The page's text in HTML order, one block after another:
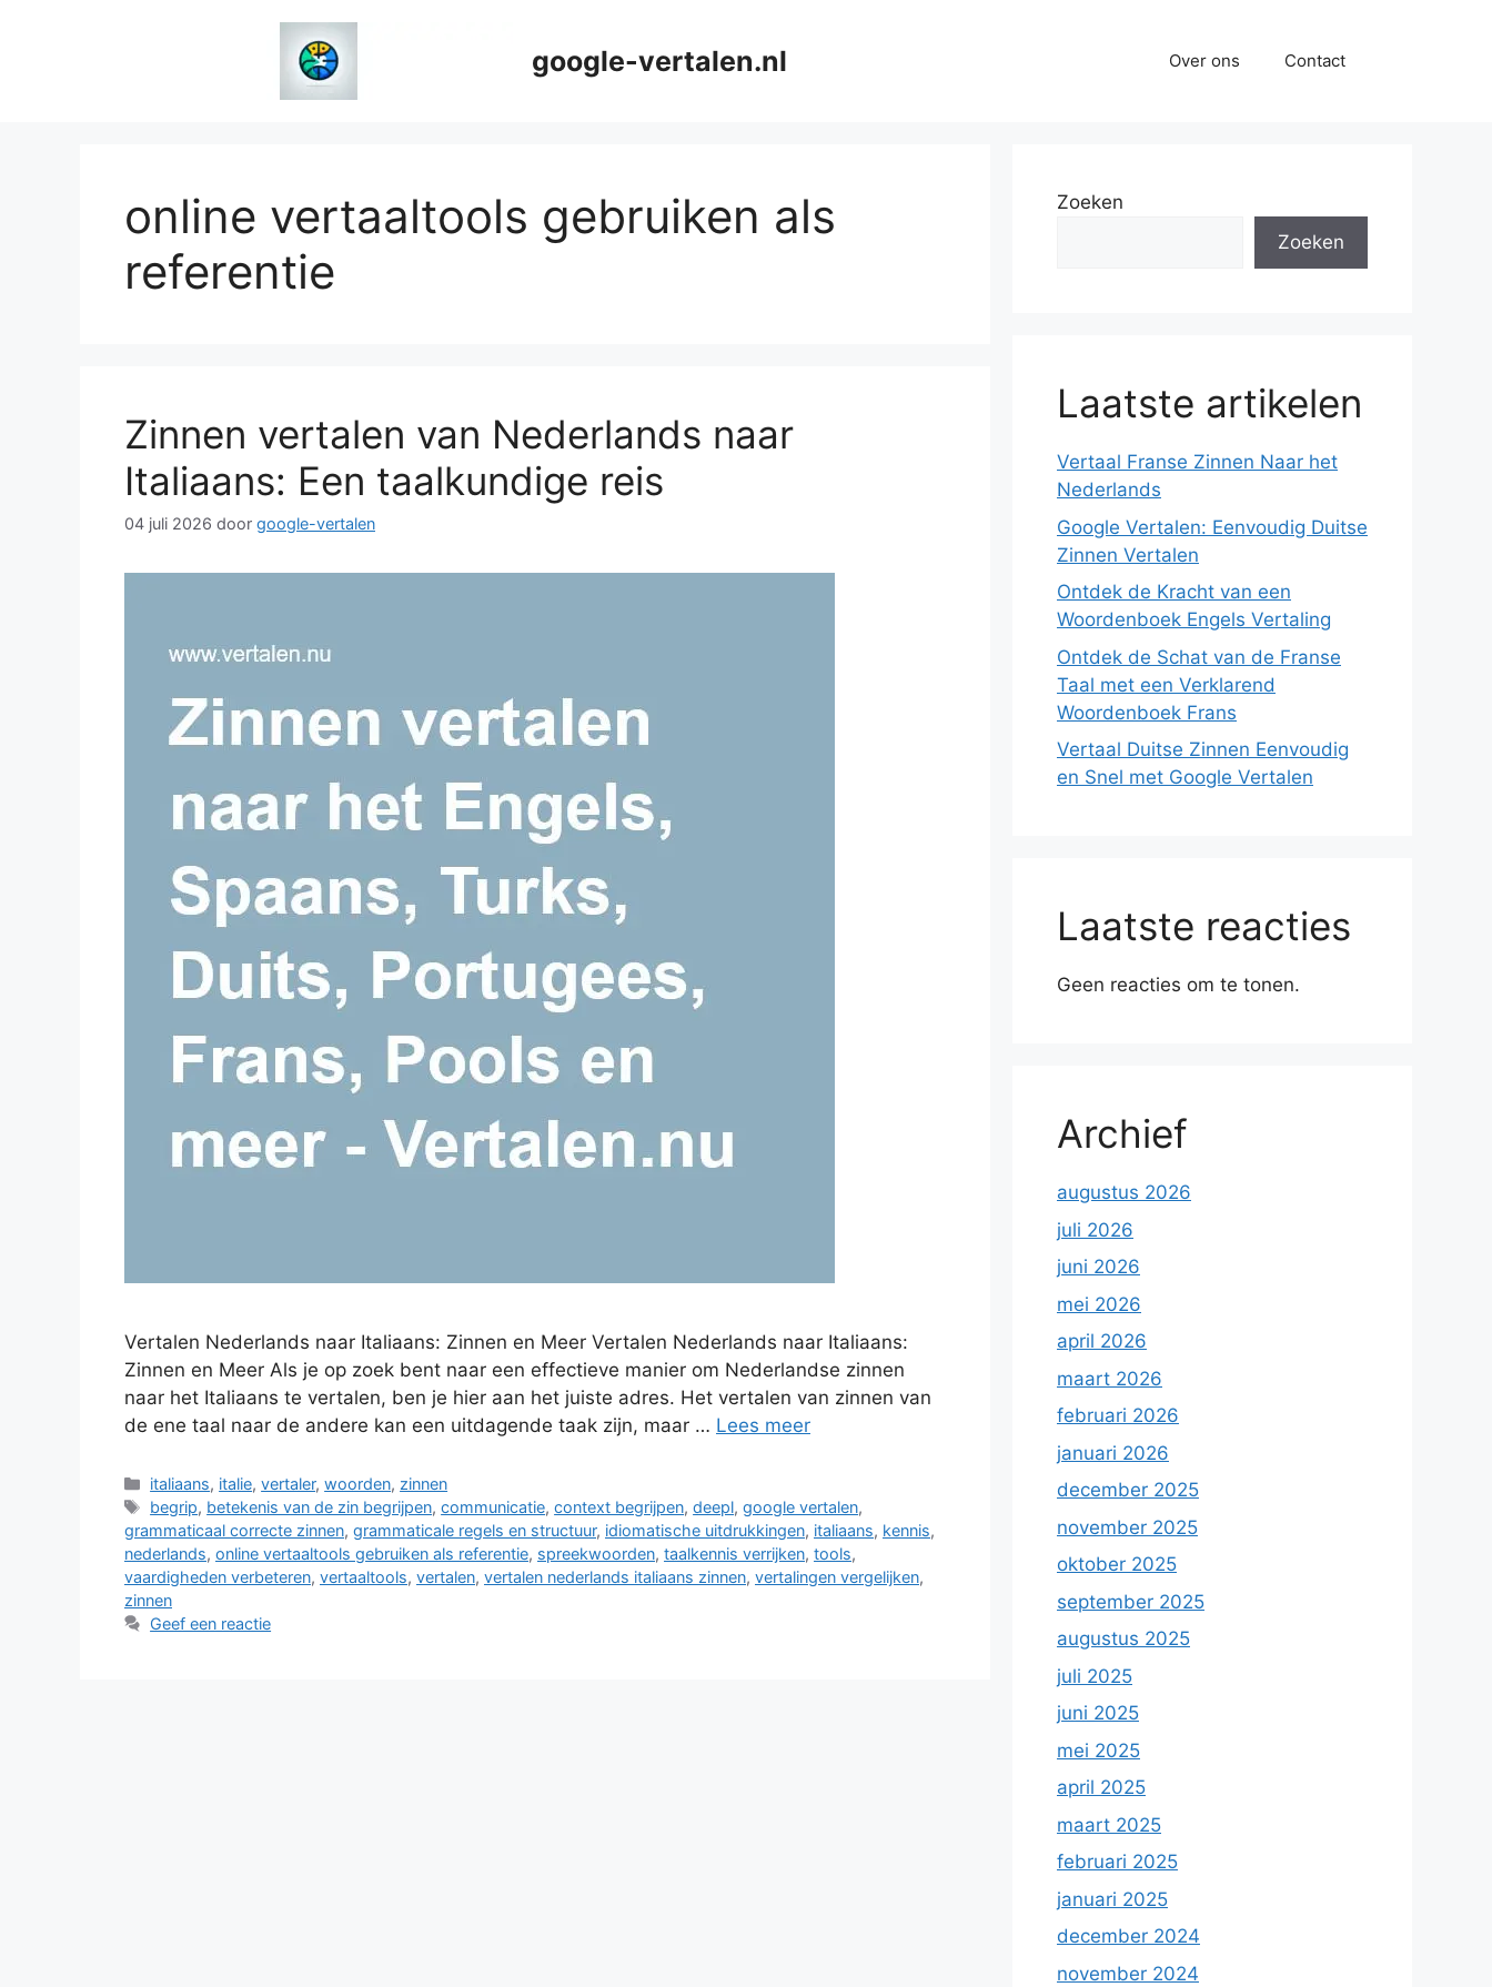
google-vertalen.nl Over ons Contact
online vertaaltools gebruiken als
referentie
Zinnen vertalen van Nederlands naar
Italiaans: Een taalkundige reis
04 juli 2026 door google-vertalen
Vertalen Nederlands naar Italiaans: Zinnen en Meer Vertalen Nederlands naar Italiaans:
Zinnen en Meer Als je op zoek bent naar een effectieve manier om Nederlandse zinnen
naar het Italiaans te vertalen, ben je hier aan het juiste adres. Het vertalen van zinnen van
de ene taal naar de andere kan een uitdagende taak zijn, maar … Lees meer
Categorieën
italiaans, italie,vertaler,woorden, zinnen
Tags
begrip, betekenis van de zin begrijpen,communicatie,context begrijpen,deepl,google vertalen,
grammaticaal correcte zinnen, grammaticale regels en structuur, idiomatische uitdrukkingen, italiaans, kennis,
nederlands, online vertaaltools gebruiken als referentie, spreekwoorden, taalkennis verrijken, tools,
vaardigheden verbeteren, vertaaltools, vertalen, vertalen nederlands italiaans zinnen, vertalingen vergelijken,
zinnen
Geef een reactie
Zoeken
Zoeken
Laatste artikelen
Vertaal Franse Zinnen Naar het
Nederlands
Google Vertalen: Eenvoudig Duitse
Zinnen Vertalen
Ontdek de Kracht van een
Woordenboek Engels Vertaling
Ontdek de Schat van de Franse
Taal met een Verklarend
Woordenboek Frans
Vertaal Duitse Zinnen Eenvoudig
en Snel met Google Vertalen
Laatste reacties
Geen reacties om te tonen.
Archief
augustus 2026
juli 2026
juni 2026
mei 2026
april 2026
maart 2026
februari 2026
januari 2026
december 2025
november 2025
oktober 2025
september 2025
augustus 2025
juli 2025
juni 2025
mei 2025
april 2025
maart 2025
februari 2025
januari 2025
december 2024
november 2024